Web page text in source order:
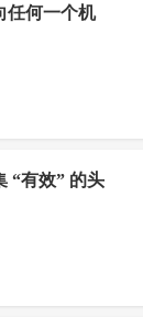
任何一个机
“有效” 的头